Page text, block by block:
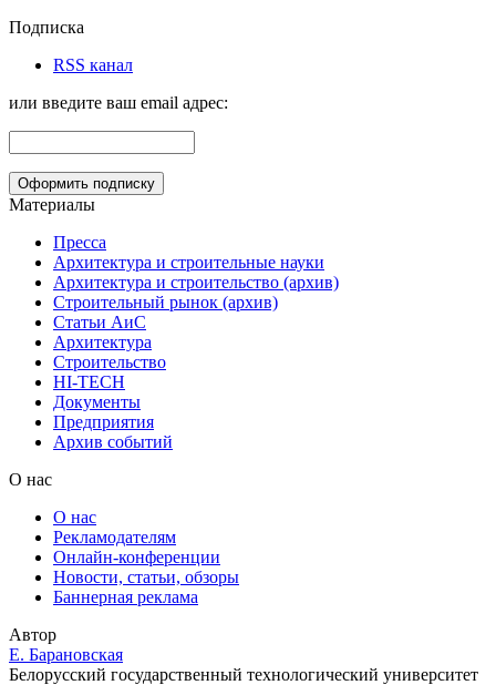
Подписка
RSS канал
или введите ваш email адрес:
Материалы
Пресса
Архитектура и строительные науки
Архитектура и строительство (архив)
Строительный рынок (архив)
Статьи АиС
Архитектура
Строительство
HI-TECH
Документы
Предприятия
Архив событий
О нас
О нас
Рекламодателям
Онлайн-конференции
Новости, статьи, обзоры
Баннерная реклама
Автор
Е. Барановская
Белорусский государственный технологический университет